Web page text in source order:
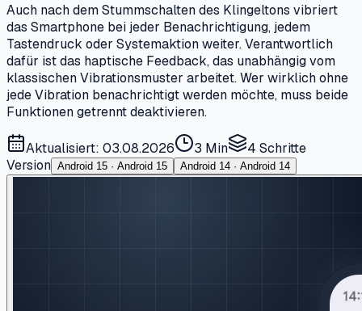
Auch nach dem Stummschalten des Klingeltons vibriert
das Smartphone bei jeder Benachrichtigung, jedem
Tastendruck oder Systemaktion weiter. Verantwortlich
dafür ist das haptische Feedback, das unabhängig vom
klassischen Vibrationsmuster arbeitet. Wer wirklich ohne
jede Vibration benachrichtigt werden möchte, muss beide
Funktionen getrennt deaktivieren.
Aktualisiert: 03.08.2026 3 Min 4 Schritte
Version Android 15 · Android 15 Android 14 · Android 14